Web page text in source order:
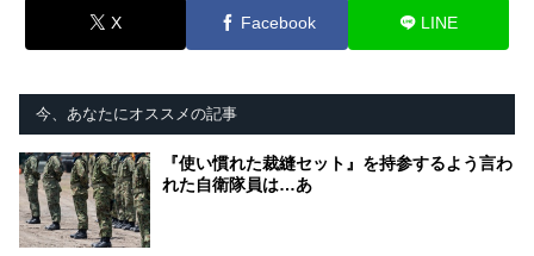
X Facebook LINE
今、あなたにオススメの記事
『使い慣れた裁縫セット』を持参するよう言わ
れた自衛隊員は…あ